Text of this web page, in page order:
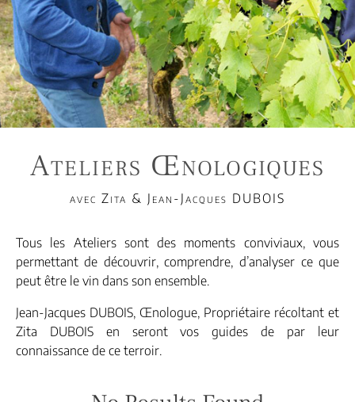
Ateliers Œnologiques
avec Zita & Jean-Jacques DUBOIS
Tous les Ateliers sont des moments conviviaux, vous
permettant de découvrir, comprendre, d’analyser ce que
peut être le vin dans son ensemble.
Jean-Jacques DUBOIS, Œnologue, Propriétaire récoltant et
Zita DUBOIS en seront vos guides de par leur
connaissance de ce terroir.